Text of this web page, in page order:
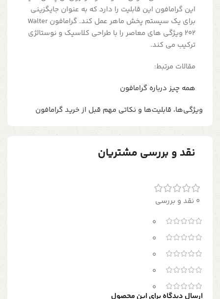
این گرامافون این قابلیت را دارد که به عنوان جایگزینی
برای یک سیستم پخش ماهر عمل کند. گرامافون Walter
202 ویژگی های معاصر را با طراحی کلاسیک و نوستالژی
ترکیب می کند.
مقالات مرتبط:
همه چیز درباره گرامافون
ویژگی‌ها، قابلیت‌ها و نکاتی مهم قبل از خرید گرامافون
نقد و بررسی مشتریان
0 نقد و بررسی
0
0
0
0
0
ارسال دیدگاه برای این محصول